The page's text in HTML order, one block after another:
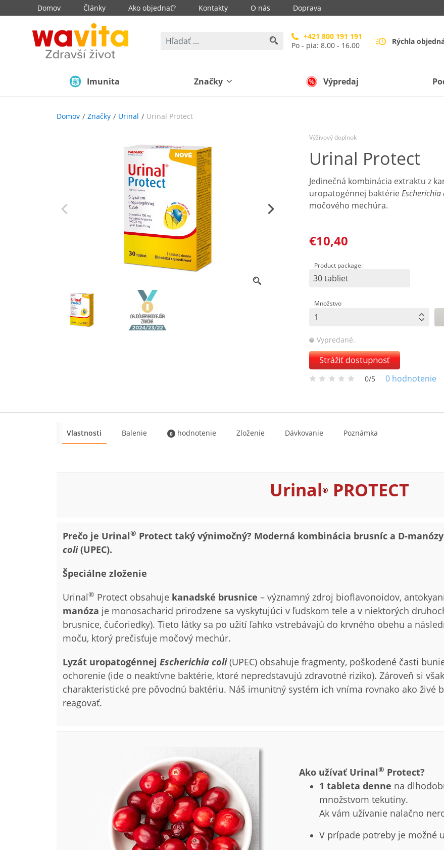
Domov Články Ako objednať? Kontakty O nás Doprava
+421 800 191 191
Po - pia: 8.00 - 16.00
Rýchla
Imunita Značky Výpredaj
Domov Značky Urinal Urinal Protect
Výživový doplnok
Urinal Protect
Jedinečná kombinácia extraktu z
uropatogénnej baktérieEscherichia
močového mechúra.
€10,40
Product package:
30 tabliet
Množstvo
Vypredané.
Strážiť dostupnosť
0/5 0 hodnotenie
Vlastnosti Balenie 0 hodnotenie Zloženie Dávkovanie Poznámka
Urinal® PROTECT
Prečo je Urinal® Protect taký výnimočný? Moderná kombinácia brusníc a D-
coli(UPEC).
Špeciálne zloženie
Urinal® Protect obsahuje kanadské brusnice – významný zdroj bioflavonoidov,
manóza je monosacharid prirodzene sa vyskytujúci v ľudskom tele a v niektorých
brusnice, čučoriedky). Tieto látky sa po užití ľahko vstrebávajú do krvného obehu a
moču, ktorý prečisťuje močový mechúr.
Lyzát uropatogénnej Escherichia coli(UPEC) obsahuje fragmenty, poškodené časti
ochorenie (ide o neaktívne baktérie, ktoré nepredstavujú zdravotné riziko). Zároveň si
charakteristické pre pôvodnú baktériu. Náš imunitný systém ich vníma rovnako ako živé
reagovať.
Ako užívať Urinal® Protect?
1 tableta denne na
množstvom tekutiny.
Ak vám užívanie nalačno
V prípade potreby je možné